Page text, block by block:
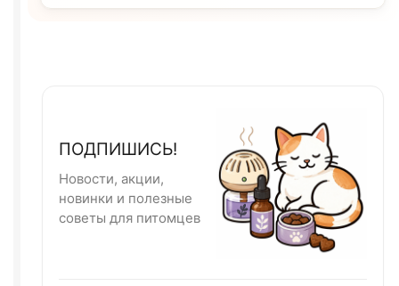
ПОДПИШИСЬ!
Новости, акции,
новинки и полезные
советы для питомцев